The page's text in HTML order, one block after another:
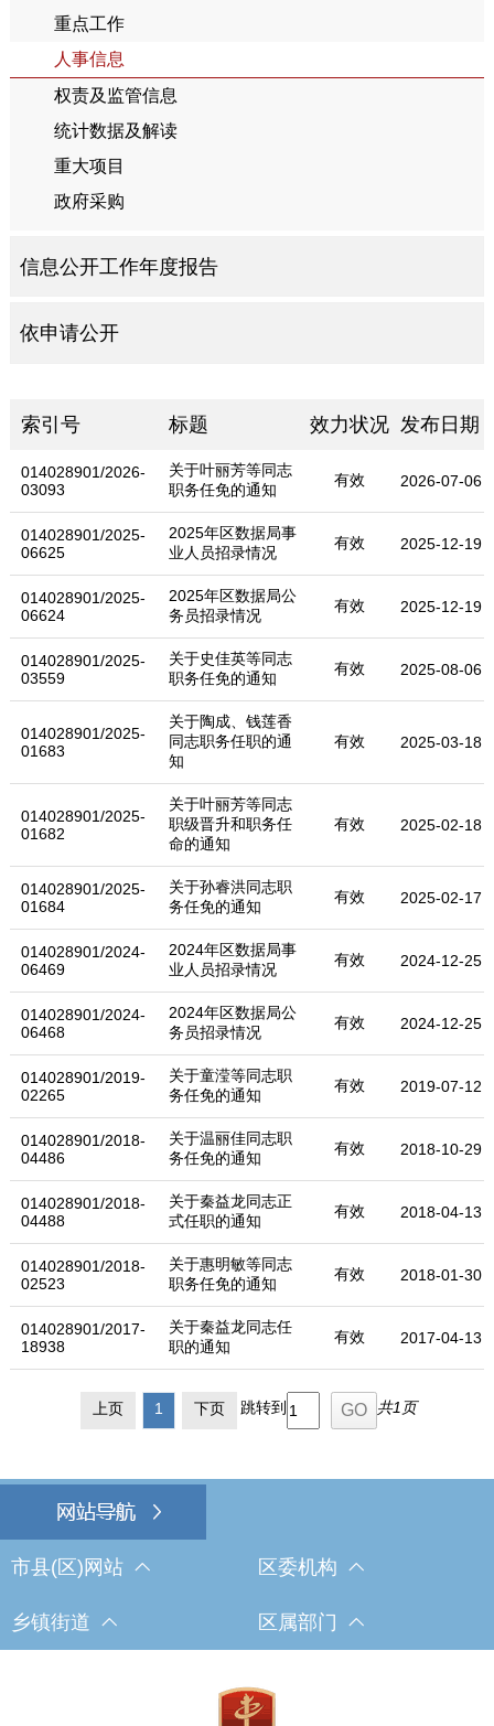
重点工作
人事信息
权责及监管信息
统计数据及解读
重大项目
政府采购
信息公开工作年度报告
依申请公开
索引号 标题 效力状况 发布日期
014028901/2026-
03093
关于叶丽芳等同志
职务任免的通知
有效 2026-07-06
014028901/2025-
06625
2025年区数据局事
业人员招录情况
有效 2025-12-19
014028901/2025-
06624
2025年区数据局公
务员招录情况
有效 2025-12-19
014028901/2025-
03559
关于史佳英等同志
职务任免的通知
有效 2025-08-06
014028901/2025-
01683
关于陶成、钱莲香
同志职务任职的通
知
有效 2025-03-18
014028901/2025-
01682
关于叶丽芳等同志
职级晋升和职务任
命的通知
有效 2025-02-18
014028901/2025-
01684
关于孙睿洪同志职
务任免的通知
有效 2025-02-17
014028901/2024-
06469
2024年区数据局事
业人员招录情况
有效 2024-12-25
014028901/2024-
06468
2024年区数据局公
务员招录情况
有效 2024-12-25
014028901/2019-
02265
关于童滢等同志职
务任免的通知
有效 2019-07-12
014028901/2018-
04486
关于温丽佳同志职
务任免的通知
有效 2018-10-29
014028901/2018-
04488
关于秦益龙同志正
式任职的通知
有效 2018-04-13
014028901/2018-
02523
关于惠明敏等同志
职务任免的通知
有效 2018-01-30
014028901/2017-
18938
关于秦益龙同志任
职的通知
有效 2017-04-13
上页 1 下页 跳转到 共1页
市县(区)网站 区委机构
乡镇街道 区属部门